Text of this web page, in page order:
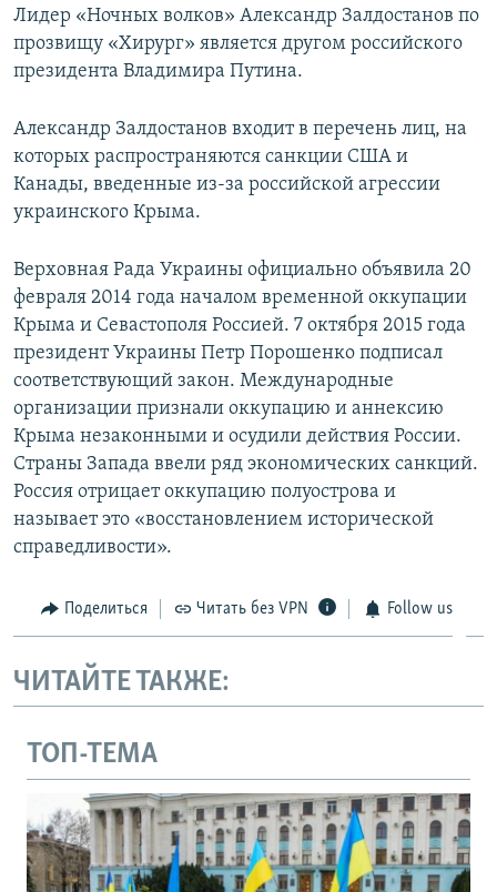
Лидер «Ночных волков» Александр Залдостанов по
прозвищу «Хирург» является другом российского
президента Владимира Путина.
Александр Залдостанов входит в перечень лиц, на
которых распространяются санкции США и
Канады, введенные из-за российской агрессии
украинского Крыма.
Верховная Рада Украины официально объявила 20
февраля 2014 года началом временной оккупации
Крыма и Севастополя Россией. 7 октября 2015 года
президент Украины Петр Порошенко подписал
соответствующий закон. Международные
организации признали оккупацию и аннексию
Крыма незаконными и осудили действия России.
Страны Запада ввели ряд экономических санкций.
Россия отрицает оккупацию полуострова и
называет это «восстановлением исторической
справедливости».
Поделиться Читать без VPN Follow us
ЧИТАЙТЕ ТАКЖЕ:
ТОП-ТЕМА